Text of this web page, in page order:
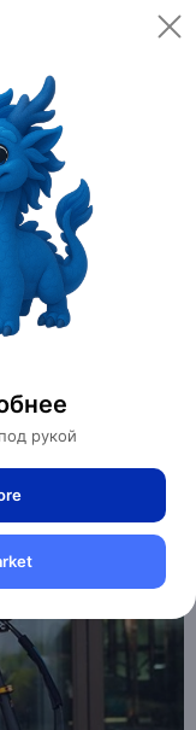
рукой
Открыть
Велоспорт
SF
0